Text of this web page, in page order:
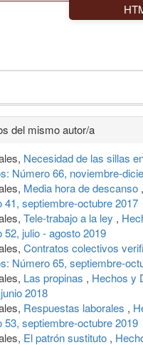
del mismo autor/a
Necesidad de las sillas
Número 66, noviembre-
Media hora de descanso ,
septiembre-octubre 2017
Tele-trabajo a la ley ,
julio - agosto 2019
Contratos colectivos
Número 65, septiembre-
Las propinas , Hechos y
2018
Respuestas laborales ,
septiembre-octubre 2019
El patrón sustituto ,